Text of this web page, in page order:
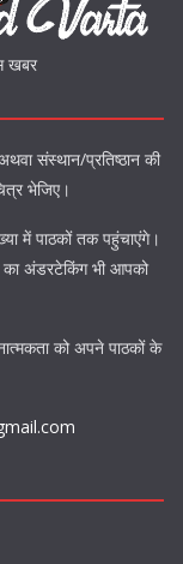
खबर
संस्थान/प्रतिष्ठान की
भेजिए।
में पाठकों तक पहुंचाएंगे।
का अंडरटेकिंग भी आपको
को अपने पाठकों के